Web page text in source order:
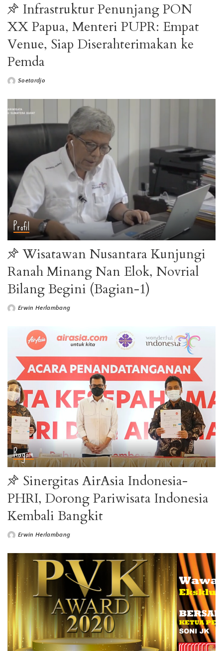
Infrastruktur Penunjang PON
XX Papua, Menteri PUPR: Empat
Venue, Siap Diserahterimakan ke
Pemda
Soetardjo
Profil
Wisatawan Nusantara Kunjungi
Ranah Minang Nan Elok, Novrial
Bilang Begini (Bagian-1)
Erwin Herlambang
Ragam
Sinergitas AirAsia Indonesia-
PHRI, Dorong Pariwisata Indonesia
Kembali Bangkit
Erwin Herlambang